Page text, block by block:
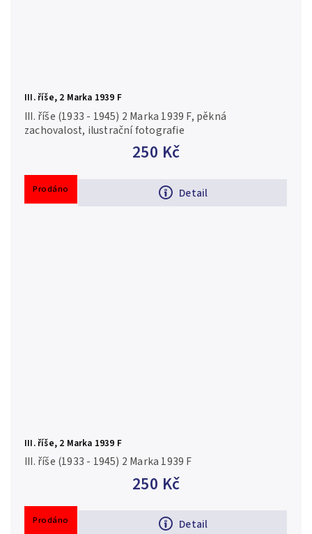
III. říše, 2 Marka 1939 F
250 Kč
Detail
III. říše (1933 - 1945) 2 Marka 1939 F, pěkná
zachovalost, ilustrační fotografie
Prodáno
III. říše, 2 Marka 1939 F
250 Kč
Detail
III. říše (1933 - 1945) 2 Marka 1939 F
Prodáno